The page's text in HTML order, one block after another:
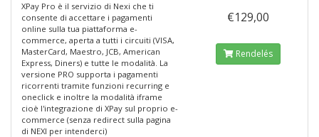
XPay Pro è il servizio di Nexi che ti
consente di accettare i pagamenti
online sulla tua piattaforma e-
commerce, aperta a tutti i circuiti (VISA,
MasterCard, Maestro, JCB, American
Express, Diners) e tutte le modalità. La
versione PRO supporta i pagamenti
ricorrenti tramite funzioni recurring e
oneclick e inoltre la modalità iframe
cioè l'integrazione di XPay sul proprio e-
commerce (senza redirect sulla pagina
di NEXI per intenderci)
€129,00
Rendelés